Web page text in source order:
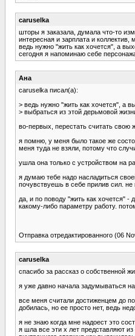
caruselka
шторы я заказала, думала что-то
интересная и зарплата и коллектив,
ведь нужно "жить как хочется", а
сегодня я напоминаю себе
Ана
caruselka писал(а):
> ведь нужно "жить как хочется", а
> выбраться из этой дерьмовой
во-первых, перестать считать свою
я помню, у меня было такое же
меня туда не взяли, потому что
ушла она только с устройством на
я думаю тебе надо насладиться
почувствуешь в себе прилив сил.
да, и по поводу "жить как хочется" -
какому-либо параметру работу.
Отправка отредактированного (06
caruselka
спасибо за рассказ о собственной
я уже давно начала задумываться
все меня считали достиженцем до
добилась, но ее просто нет, ведь
я не знаю когда мне надоест это
я шла все эти х лет представляют